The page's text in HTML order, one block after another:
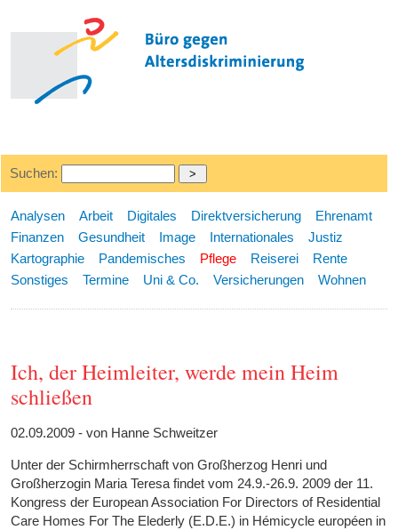
Suchen:
Analysen Arbeit Digitales Direktversicherung
Ehrenamt
Finanzen
Gesundheit Image Internationales
Justiz
Kartographie
Pandemisches Pflege Reiserei
Rente
Sonstiges
Termine Uni & Co. Versicherungen Wohnen
Ich, der Heimleiter, werde mein Heim
schließen
02.09.2009 - von Hanne Schweitzer
Unter der Schirmherrschaft von Großherzog Henri und
Großherzogin Maria Teresa findet vom 24.9.-26.9. 2009 der 11.
Kongress der European Association For Directors of Residential
Care Homes For The Elederly (E.D.E.) in Hémicycle européen in